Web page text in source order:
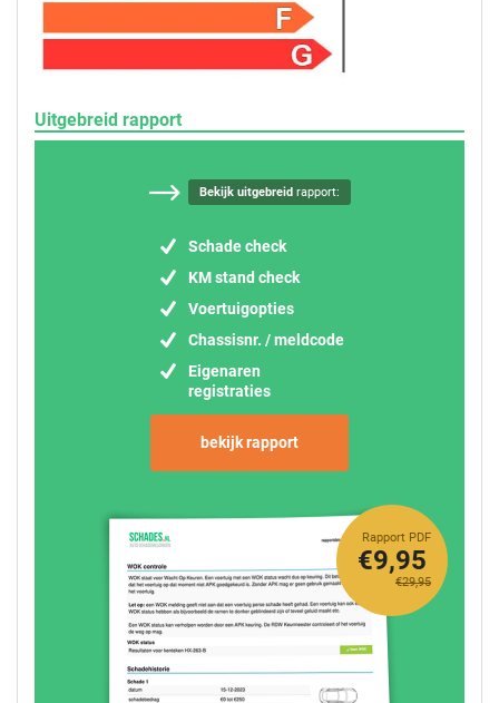
Uitgebreid rapport
Bekijk uitgebreidrapport:
Schade check
KM stand check
Voertuigopties
Chassisnr. / meldcode
Eigenaren
registraties
bekijk rapport
Rapport PDF
€29,95
€9,95